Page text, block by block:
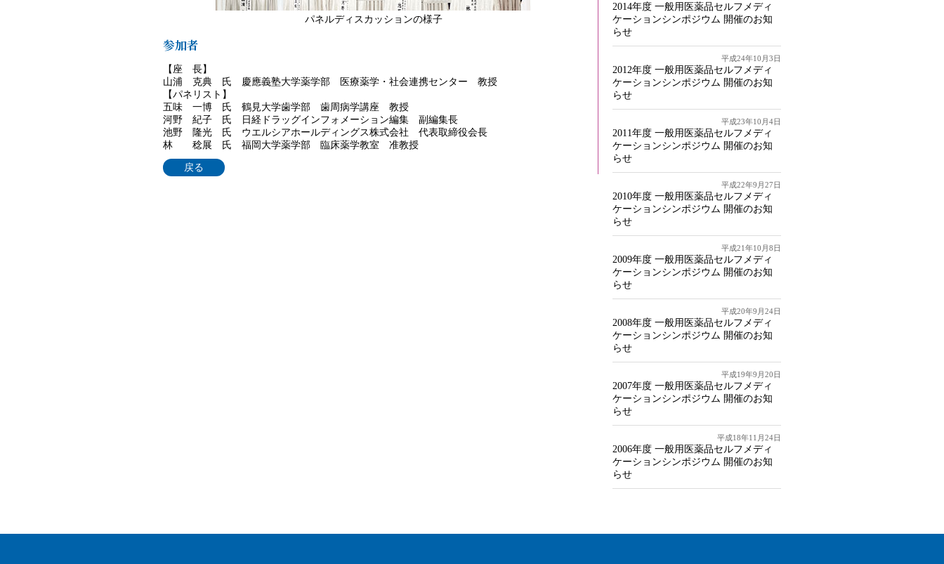
パネルディスカッションの様子
参加者
【座 長】
山浦 克典 氏 慶應義塾大学薬学部 医療薬学・社会連携センター 教授
【パネリスト】
五味 一博 氏 鶴見大学歯学部 歯周病学講座 教授
河野 紀子 氏 日経ドラッグインフォメーション編集 副編集長
池野 隆光 氏 ウエルシアホールディングス株式会社 代表取締役会長
林 稔展 氏 福岡大学薬学部 臨床薬学教室 准教授
戻る
2014年度 一般用医薬品セルフメディ
ケーションシンポジウム 開催のお知
らせ
平成24年10月3日
2012年度 一般用医薬品セルフメディ
ケーションシンポジウム 開催のお知
らせ
平成23年10月4日
2011年度 一般用医薬品セルフメディ
ケーションシンポジウム 開催のお知
らせ
平成22年9月27日
2010年度 一般用医薬品セルフメディ
ケーションシンポジウム 開催のお知
らせ
平成21年10月8日
2009年度 一般用医薬品セルフメディ
ケーションシンポジウム 開催のお知
らせ
平成20年9月24日
2008年度 一般用医薬品セルフメディ
ケーションシンポジウム 開催のお知
らせ
平成19年9月20日
2007年度 一般用医薬品セルフメディ
ケーションシンポジウム 開催のお知
らせ
平成18年11月24日
2006年度 一般用医薬品セルフメディ
ケーションシンポジウム 開催のお知
らせ